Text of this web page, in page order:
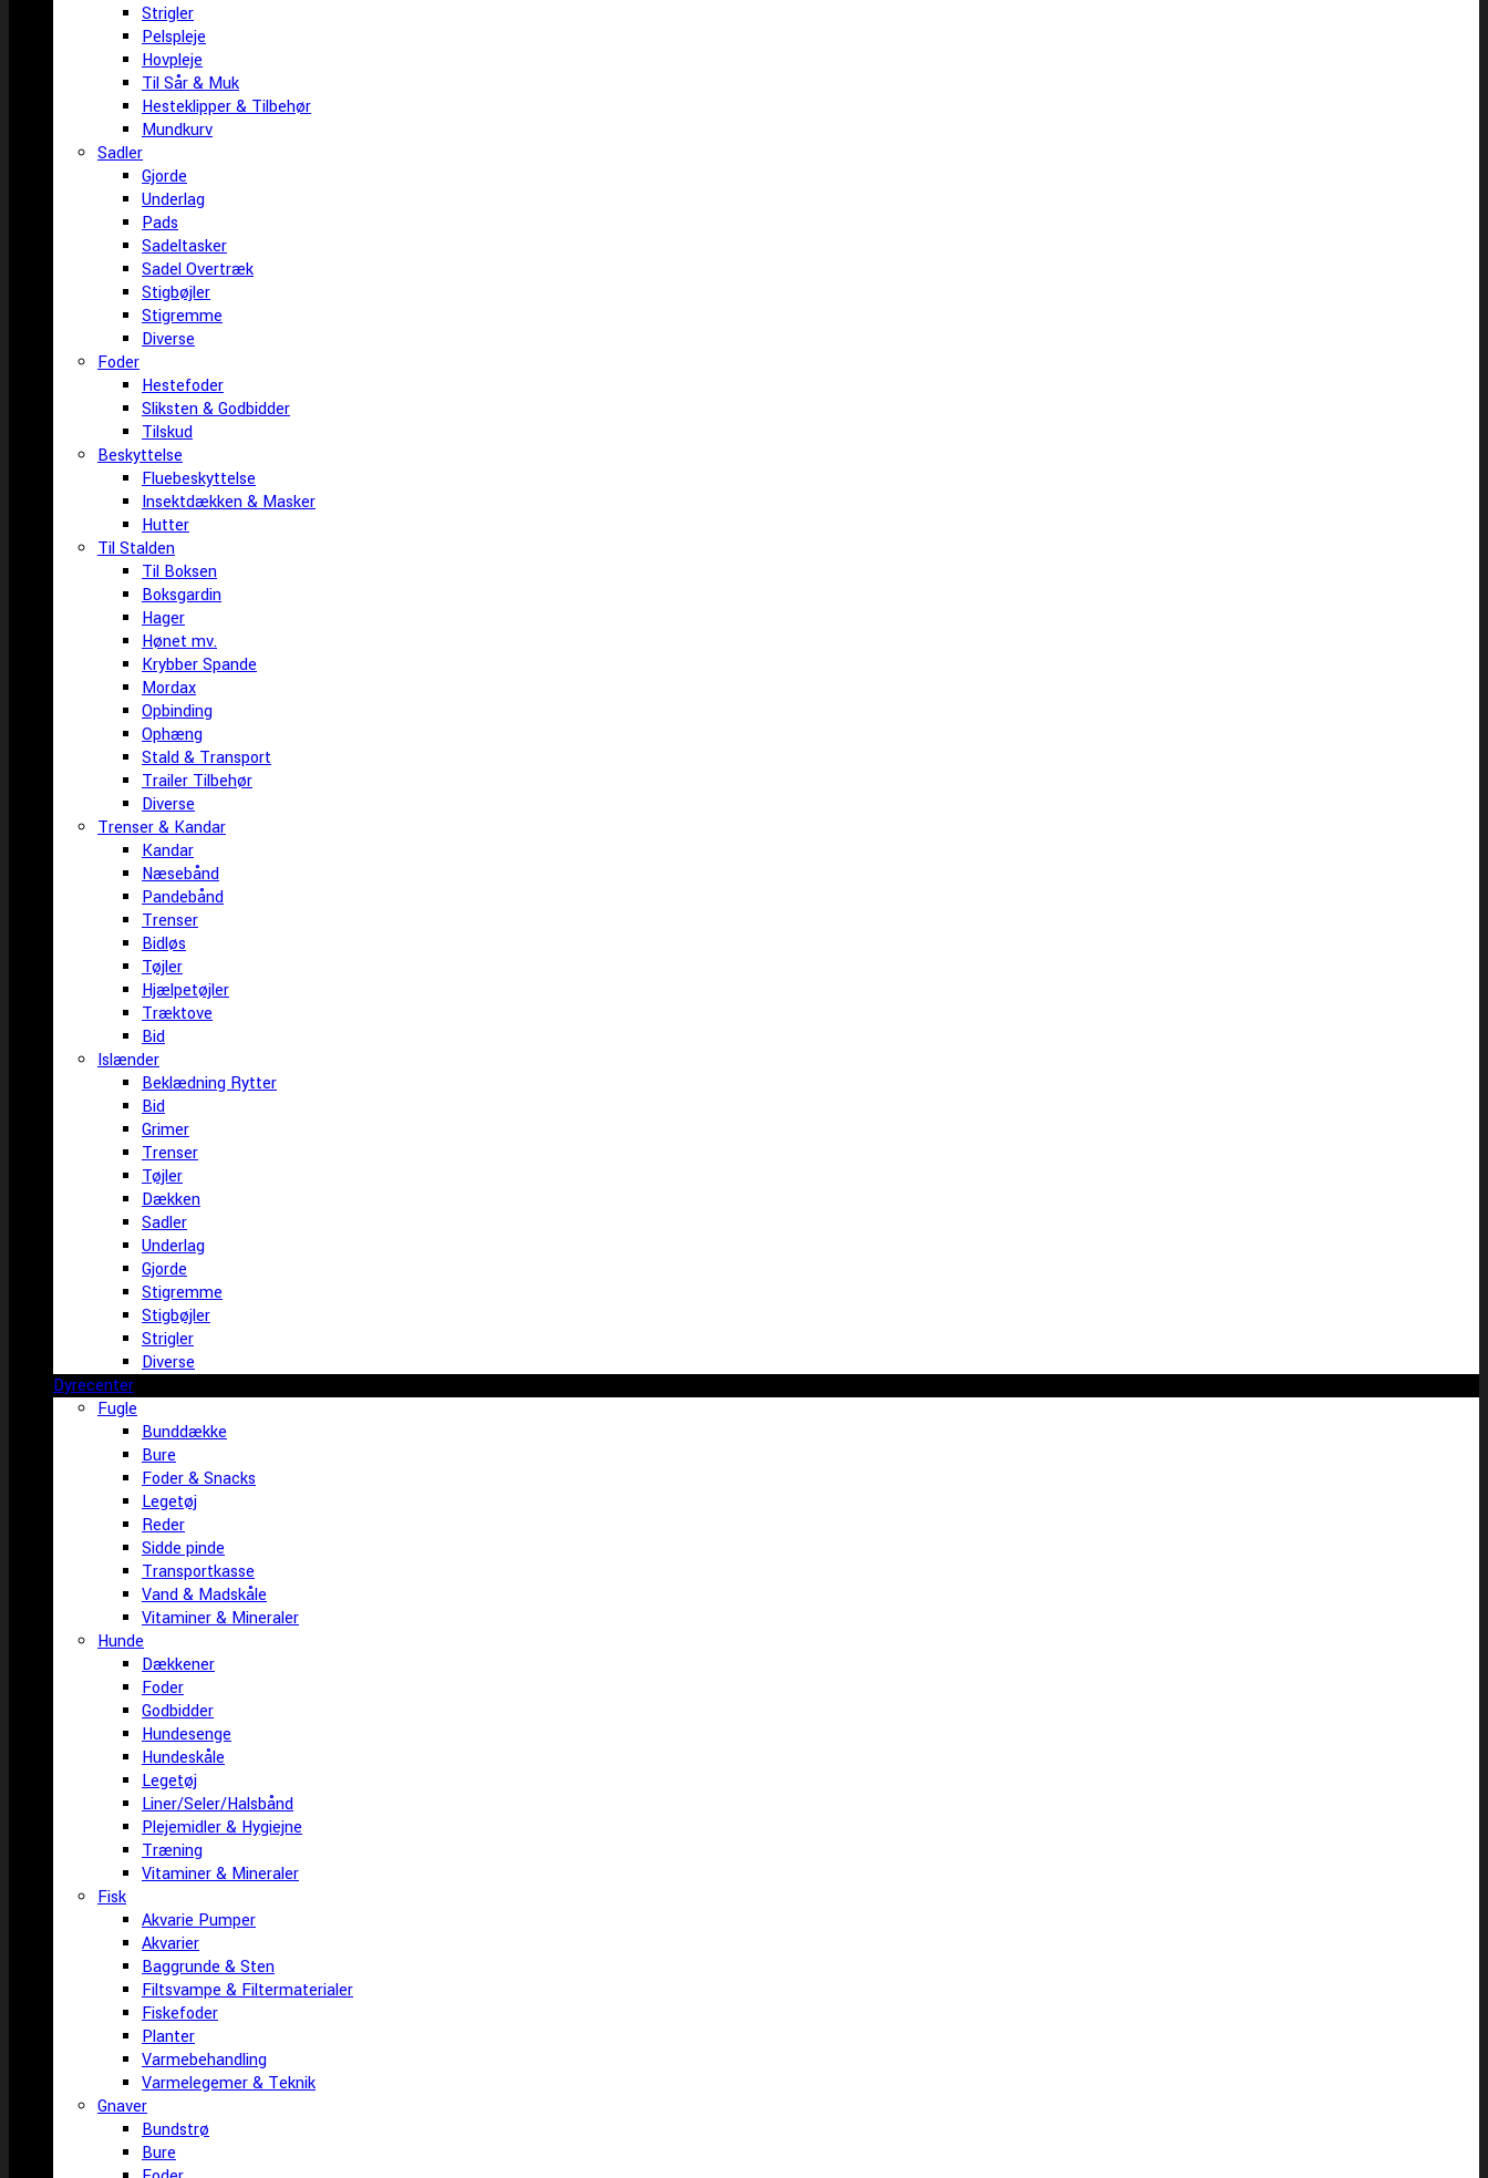
Strigler
Pelspleje
Hovpleje
Til Sår & Muk
Hesteklipper & Tilbehør
Mundkurv
Sadler
Gjorde
Underlag
Pads
Sadeltasker
Sadel Overtræk
Stigbøjler
Stigremme
Diverse
Foder
Hestefoder
Sliksten & Godbidder
Tilskud
Beskyttelse
Fluebeskyttelse
Insektdækken & Masker
Hutter
Til Stalden
Til Boksen
Boksgardin
Hager
Hønet mv.
Krybber Spande
Mordax
Opbinding
Ophæng
Stald & Transport
Trailer Tilbehør
Diverse
Trenser & Kandar
Kandar
Næsebånd
Pandebånd
Trenser
Bidløs
Tøjler
Hjælpetøjler
Træktove
Bid
Islænder
Beklædning Rytter
Bid
Grimer
Trenser
Tøjler
Dækken
Sadler
Underlag
Gjorde
Stigremme
Stigbøjler
Strigler
Diverse
Dyrecenter
Fugle
Bunddække
Bure
Foder & Snacks
Legetøj
Reder
Sidde pinde
Transportkasse
Vand & Madskåle
Vitaminer & Mineraler
Hunde
Dækkener
Foder
Godbidder
Hundesenge
Hundeskåle
Legetøj
Liner/Seler/Halsbånd
Plejemidler & Hygiejne
Træning
Vitaminer & Mineraler
Fisk
Akvarie Pumper
Akvarier
Baggrunde & Sten
Filtsvampe & Filtermaterialer
Fiskefoder
Planter
Varmebehandling
Varmelegemer & Teknik
Gnaver
Bundstrø
Bure